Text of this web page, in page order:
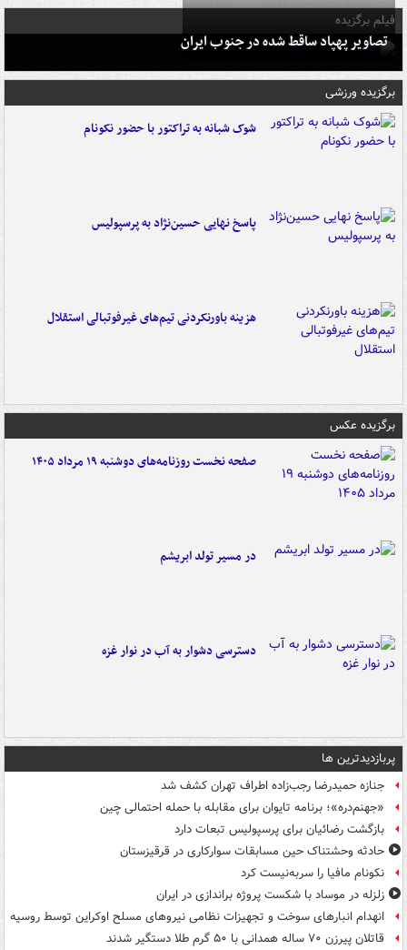
فیلم برگزیده
تصاویر پهپاد ساقط شده در جنوب ایران
برگزیده ورزشی
شوک شبانه به تراکتور با حضور نکونام
پاسخ نهایی حسین‌نژاد به پرسپولیس
هزینه باورنکردنی تیم‌های غیرفوتبالی استقلال
برگزیده عکس
صفحه نخست روزنامه‌های دوشنبه ۱۹ مرداد ۱۴۰۵
در مسیر تولد ابریشم
دسترسی دشوار به آب در نوار غزه
پربازدیدترین ها
جنازه حمیدرضا رجب‌زاده اطراف تهران کشف شد
«جهنم‌دره»؛ برنامه تایوان برای مقابله با حمله احتمالی چین
بازگشت رضائیان برای پرسپولیس تبعات دارد
حادثه وحشتناک حین مسابقات سوارکاری در قرقیزستان
نکونام مافیا را سربه‌نیست کرد
زلزله در موساد با شکست پروژه براندازی در ایران
انهدام انبارهای سوخت و تجهیزات نظامی نیروهای مسلح اوکراین توسط روسیه
قاتلان پیرزن ۷۰ ساله همدانی با ۵۰ گرم طلا دستگیر شدند